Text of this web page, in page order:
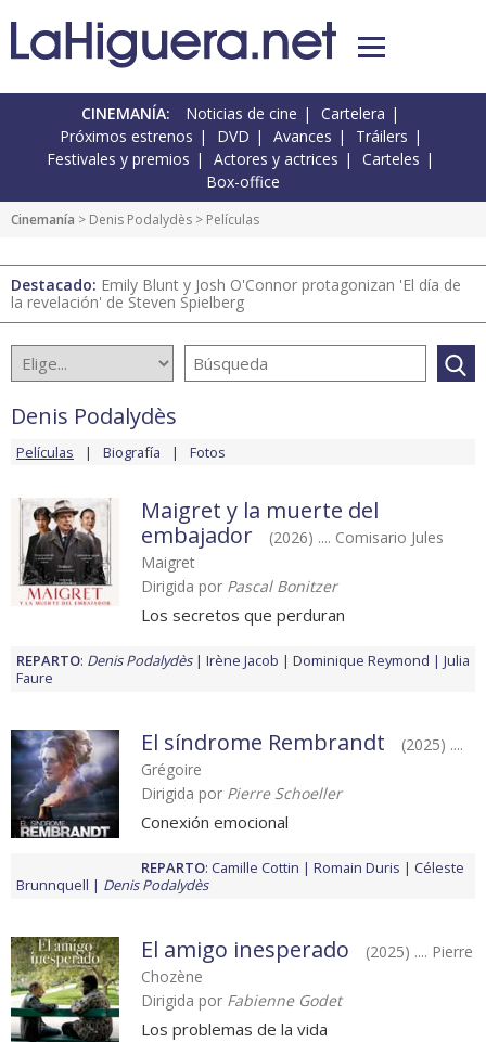
CINEMANÍA: Noticias de cine
Cartelera
Próximos estrenos
DVD Avances
Tráilers
Festivales y premios
Actores y actrices
Carteles
Box-office
Cinemanía > Denis Podalydès > Películas
Destacado: Emily Blunt y Josh O'Connor protagonizan 'El día de
la revelación' de Steven Spielberg
Denis Podalydès
Películas Biografía Fotos
Maigret y la muerte del
embajador
(2026) .... Comisario Jules
Maigret
Dirigida por Pascal Bonitzer
Los secretos que perduran
REPARTO: Denis Podalydès Irène Jacob Dominique Reymond
Julia
Faure
El síndrome Rembrandt
(2025) ....
Grégoire
Dirigida por Pierre Schoeller
Conexión emocional
REPARTO: Camille Cottin Romain Duris
Céleste
Brunnquell
Denis Podalydès
El amigo inesperado
(2025) .... Pierre
Chozène
Dirigida por Fabienne Godet
Los problemas de la vida